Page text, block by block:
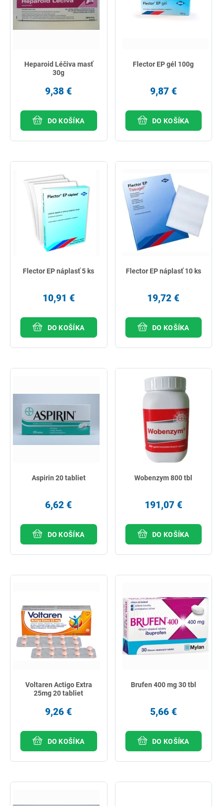
Heparoid Léčiva masť
30g
9,38 €
DO KOŠÍKA
Flector EP gél 100g
9,87 €
DO KOŠÍKA
Flector EP náplasť 5 ks
10,91 €
DO KOŠÍKA
Flector EP náplasť 10 ks
19,72 €
DO KOŠÍKA
Aspirin 20 tabliet
6,62 €
DO KOŠÍKA
Wobenzym 800 tbl
191,07 €
DO KOŠÍKA
Voltaren Actigo Extra
25mg 20 tabliet
9,26 €
DO KOŠÍKA
Brufen 400 mg 30 tbl
5,66 €
DO KOŠÍKA